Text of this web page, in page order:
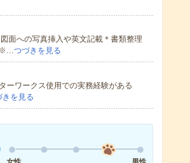
面への写真挿入や英文記載＊書類整理
※…つづきを見る
ワークス使用での実務経験がある
きを見る